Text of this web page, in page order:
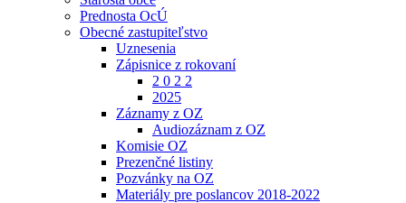
Prednosta OcÚ
Obecné zastupiteľstvo
Uznesenia
Zápisnice z rokovaní
2 0 2 2
2025
Záznamy z OZ
Audiozáznam z OZ
Komisie OZ
Prezenčné listiny
Pozvánky na OZ
Materiály pre poslancov 2018-2022